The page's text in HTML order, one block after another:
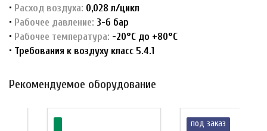
• Расход воздуха: 0,028 л/цикл
• Рабочее давление: 3-6 бар
• Рабочее температура: -20°С до +80°С
• Требования к воздуху класс 5.4.1
Рекомендуемое оборудование
под заказ